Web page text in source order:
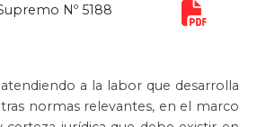
Nº 5188
a la labor que desarrolla
normas relevantes, en el marco